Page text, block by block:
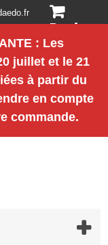
Panier
(vide)
: Les
juillet et le 21
à partir du
en compte
commande.